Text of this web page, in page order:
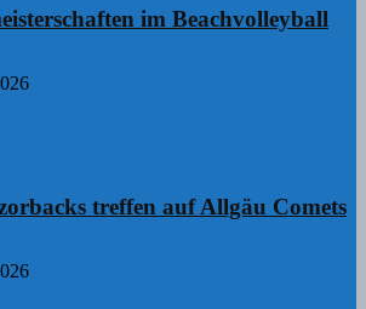
im Beachvolleyball
treffen auf Allgäu Comets